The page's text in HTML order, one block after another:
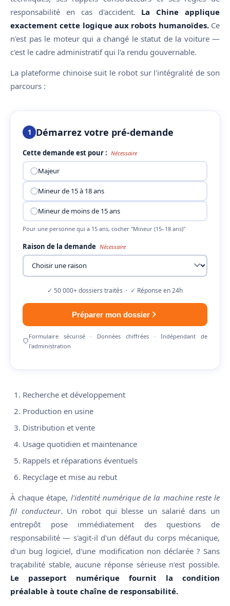
responsabilité en cas d'accident. La Chine applique
exactement cette logique aux robots humanoïdes.Ce
n'est pas le moteur qui a changé le statut de la voiture —
c'est le cadre administratif qui l'a rendu gouvernable.
La plateforme chinoise suit le robot sur l'intégralité de son
parcours :
1 Démarrez votre pré-demande
Cette demande est pour : Nécessaire
Majeur
Mineur de 15 à 18 ans
Mineur de moins de 15 ans
Pour une personne qui a 15 ans, cocher "Mineur (15–18 ans)"
Raison de la demande Nécessaire
✓ 50 000+ dossiers traités · ✓ Réponse en 24h
Préparer mon dossier
Formulaire sécurisé · Données chiffrées · Indépendant de
l'administration
Recherche et développement
Production en usine
Distribution et vente
Usage quotidien et maintenance
Rappels et réparations éventuels
Recyclage et mise au rebut
À chaque étape, l'identité numérique de la machine reste le
fil conducteur. Un robot qui blesse un salarié dans un
entrepôt pose immédiatement des questions de
responsabilité — s'agit-il d'un défaut du corps mécanique,
d'un bug logiciel, d'une modification non déclarée ? Sans
traçabilité stable, aucune réponse sérieuse n'est possible.
Le passeport numérique fournit la condition
préalable à toute chaîne de responsabilité.